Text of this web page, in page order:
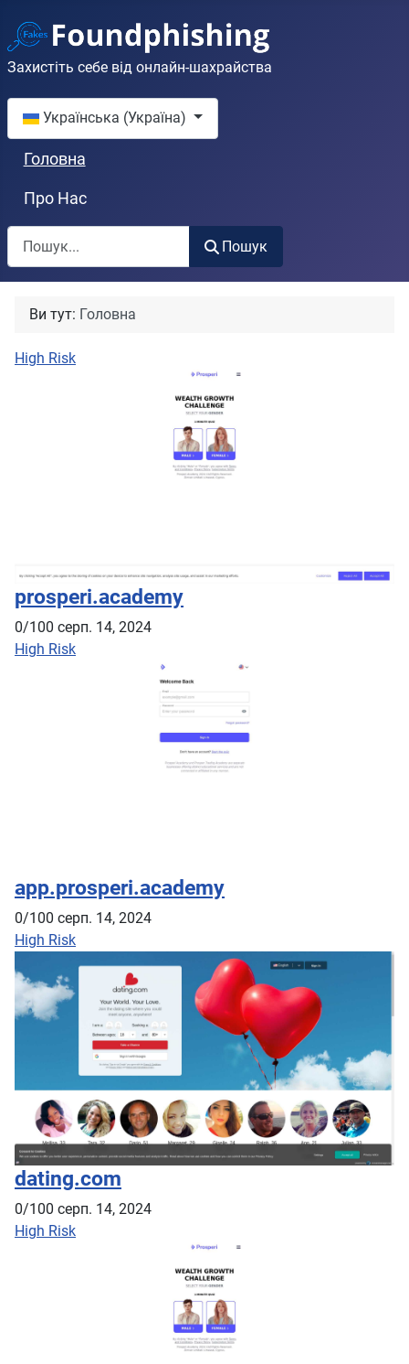
Захистіть себе від онлайн-шахрайства
Оберіть свою мову
Українська (Україна)
Головна
Про Нас
Пошук
Пошук
Ви тут: Головна
High Risk
prosperi.academy
0/100 серп. 14, 2024
High Risk
app.prosperi.academy
0/100 серп. 14, 2024
High Risk
dating.com
0/100 серп. 14, 2024
High Risk